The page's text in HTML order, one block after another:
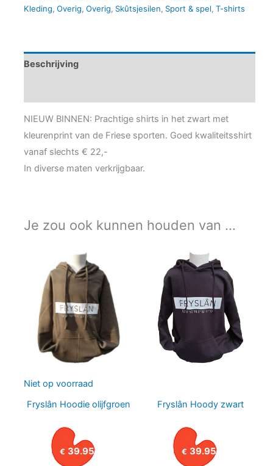
Kleding, Overig, Overig, Skûtsjesilen, Sport & spel, T-shirts
Beschrijving
NIEUW BINNEN: Prachtige shirts in het zwart met
kleurenprint van de Friese sporten. Goed kwaliteitsshirt
vanaf slechts € 22,-
In diverse maten verkrijgbaar.
Je zou ook kunnen houden van …
Niet op voorraad
Fryslân Hoodie olijfgroen
€ 39.95
Fryslân Hoody zwart
€ 39.95